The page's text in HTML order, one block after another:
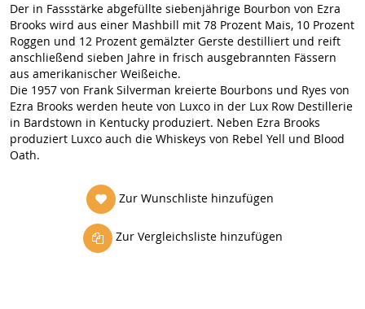
Der in Fassstärke abgefüllte siebenjährige Bourbon von Ezra
Brooks wird aus einer Mashbill mit 78 Prozent Mais, 10 Prozent
Roggen und 12 Prozent gemälzter Gerste destilliert und reift
anschließend sieben Jahre in frisch ausgebrannten Fässern
aus amerikanischer Weißeiche.
Die 1957 von Frank Silverman kreierte Bourbons und Ryes von
Ezra Brooks werden heute von Luxco in der Lux Row Destillerie
in Bardstown in Kentucky produziert. Neben Ezra Brooks
produziert Luxco auch die Whiskeys von Rebel Yell und Blood
Oath.
Zur Wunschliste hinzufügen
Zur Vergleichsliste hinzufügen